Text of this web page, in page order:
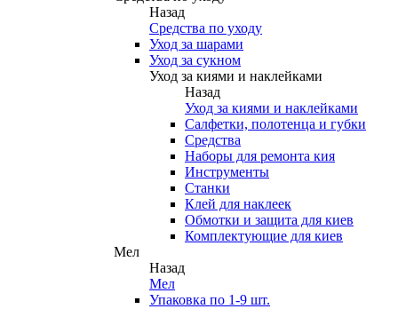
Назад
Средства по уходу
Уход за шарами
Уход за сукном
Уход за киями и наклейками
Назад
Уход за киями и наклейками
Салфетки, полотенца и губки
Средства
Наборы для ремонта кия
Инструменты
Станки
Клей для наклеек
Обмотки и защита для киев
Комплектующие для киев
Мел
Назад
Мел
Упаковка по 1-9 шт.